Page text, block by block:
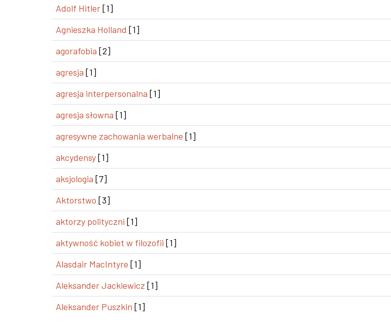
Adolf Hitler[1]
Agnieszka Holland [1]
agorafobia [2]
agresja [1]
agresja interpersonalna [1]
agresja słowna [1]
agresywne zachowania werbalne [1]
akcydensy[1]
aksjologia [7]
Aktorstwo [3]
aktorzy polityczni [1]
aktywność kobiet w filozofii [1]
Alasdair MacIntyre [1]
Aleksander Jackiewicz [1]
Aleksander Puszkin [1]